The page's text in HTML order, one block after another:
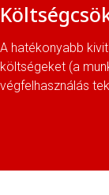
A hatékonyabb
költségeket (a
végfelhasználás